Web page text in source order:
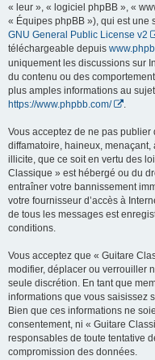
« leur », « logiciel phpBB », «
« Équipes phpBB »), qui est une
GNU General Public License v2
téléchargeable depuis
uniquement les discussions sur
du contenu ou des
plus amples informations au
https://www.phpbb.com/
Vous acceptez de ne pas
diffamatoire, haineux,
illicite, que ce soit en vertu des
Classique » est hébergé ou du
entraîner votre bannissement
votre fournisseur d’accès à
de tous les messages est
conditions.
Vous acceptez que « Guitare
modifier, déplacer ou verrouiller
seule discrétion. En tant que
informations que vous saisissez
Bien que ces informations ne
consentement, ni « Guitare
responsables de toute tentative
compromission des données.